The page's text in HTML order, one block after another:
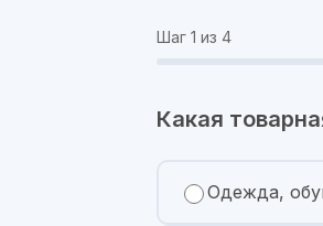
Шаг 1 из 4
Какая
Одежда,